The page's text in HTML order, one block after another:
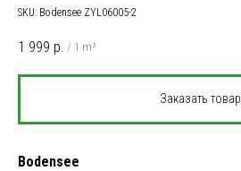
SKU: Bodensee ZYL06005-2
1 999 р. / 1 m²
Заказать товар
Bodensee